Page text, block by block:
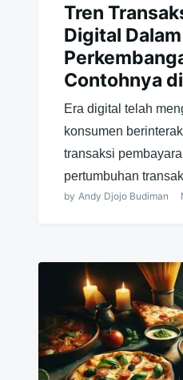
Tren
Digital
Contohnya
Era digital telah
konsumen
transaksi
pertumbuhan
by Andy Djojo Budiman